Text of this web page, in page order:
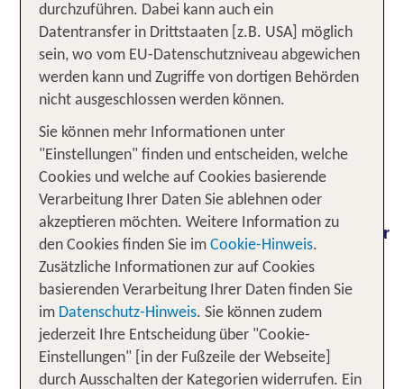
Wann ist die besteReisezeitfür Mexiko? Wann
lässt es sich gut durch Italienwandernoder auf
den Seychellenentspannen? Die beste Reisezeit
hängt stark vomKlima, von den konkreten
Planst du einen Urlaub in Südostasien, solltest du
in derTrockenzeitreisen, um Ziele wie die
Philippinen, Bali oder Koh Samui zurbesten
Reisezeitzuerleben. Möchtest du in Europa
bleiben? Dann empfiehlt sich oft derHochsommer
für einenBadeurlaubsowie der Winter zum
Skifahren und Rodeln. Ob Auszeit am Strand,
Städtetripoder Wanderurlaub inexotischen
Landschaften – stimme deine Reise auf die
klimatischen Bedingungen ab. So erlebst du mehr
und reist entspannter!
durchzuführen. Dabei kann auch ein
Datentransfer in Drittstaaten [z.B. USA] möglich
sein, wo vom EU-Datenschutzniveau abgewichen
werden kann und Zugriffe von dortigen Behörden
nicht ausgeschlossen werden können.
Sie können mehr Informationen unter
"Einstellungen" finden und entscheiden, welche
Cookies und welche auf Cookies basierende
Verarbeitung Ihrer Daten Sie ablehnen oder
akzeptieren möchten. Weitere Information zu
den Cookies finden Sie im Cookie-Hinweis.
Zusätzliche Informationen zur auf Cookies
basierenden Verarbeitung Ihrer Daten finden Sie
im Datenschutz-Hinweis. Sie können zudem
jederzeit Ihre Entscheidung über "Cookie-
Einstellungen" [in der Fußzeile der Webseite]
durch Ausschalten der Kategorien widerrufen. Ein